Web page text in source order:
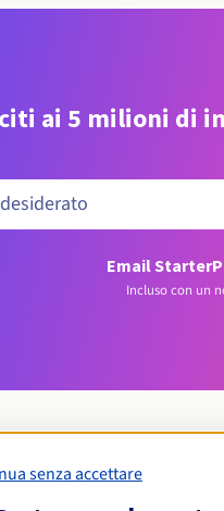
ai 5 milioni di
Email Starter
Incluso con un
senza accettare